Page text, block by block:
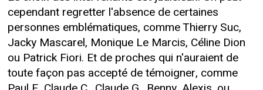
cependant regretter l'absence de certaines
personnes emblématiques, comme Thierry Suc,
Jacky Mascarel, Monique Le Marcis, Céline Dion
ou Patrick Fiori. Et de proches qui n'auraient de
toute façon pas accepté de témoigner, comme